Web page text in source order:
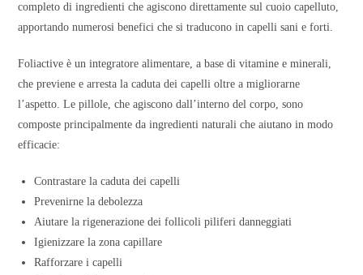
completo di ingredienti che agiscono direttamente sul cuoio capelluto,
apportando numerosi benefici che si traducono in capelli sani e forti.
Foliactive è un integratore alimentare, a base di vitamine e minerali,
che previene e arresta la caduta dei capelli oltre a migliorarne
l’aspetto. Le pillole, che agiscono dall’interno del corpo, sono
composte principalmente da ingredienti naturali che aiutano in modo
efficacie:
Contrastare la caduta dei capelli
Prevenirne la debolezza
Aiutare la rigenerazione dei follicoli piliferi danneggiati
Igienizzare la zona capillare
Rafforzare i capelli